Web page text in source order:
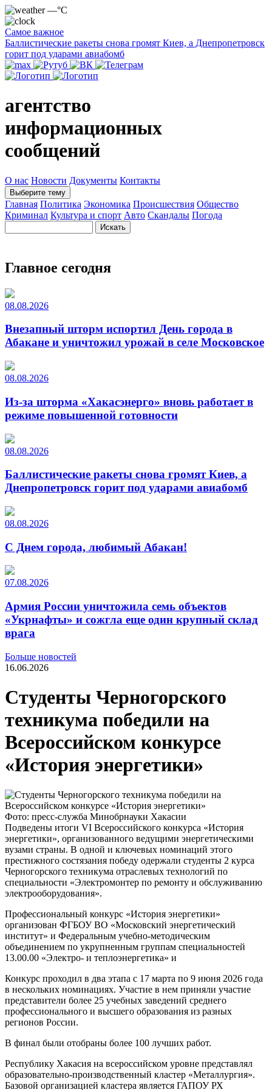
—°C
Самое важное
Баллистические ракеты снова громят Киев, а Днепропетровск
горит под ударами авиабомб
агентство
информационных
сообщений
О нас Новости Документы Контакты
Выберите тему
Главная Политика Экономика Происшествия Общество
Криминал Культура и спорт Авто Скандалы Погода
Главное сегодня
08.08.2026
Внезапный шторм испортил День города в
Абакане и уничтожил урожай в селе Московское
08.08.2026
Из-за шторма «Хакасэнерго» вновь работает в
режиме повышенной готовности
08.08.2026
Баллистические ракеты снова громят Киев, а
Днепропетровск горит под ударами авиабомб
08.08.2026
С Днем города, любимый Абакан!
07.08.2026
Армия России уничтожила семь объектов
«Укрнафты» и сожгла еще один крупный склад
врага
Больше новостей
16.06.2026
Студенты Черногорского
техникума победили на
Всероссийском конкурсе
«История энергетики»
Фото: пресс-служба Минобрнауки Хакасии
Подведены итоги VI Всероссийского конкурса «История
энергетики», организованного ведущими энергетическими
вузами страны. В одной и ключевых номинаций этого
престижного состязания победу одержали студенты 2 курса
Черногорского техникума отраслевых технологий по
специальности «Электромонтер по ремонту и обслуживанию
электрооборудования».
Профессиональный конкурс «История энергетики»
организован ФГБОУ ВО «Московский энергетический
институт» и Федеральным учебно-методическим
объединением по укрупненным группам специальностей
13.00.00 «Электро- и теплоэнергетика» и
Конкурс проходил в два этапа с 17 марта по 9 июня 2026 года
в нескольких номинациях. Участие в нем приняли участие
представители более 25 учебных заведений среднего
профессионального и высшего образования из разных
регионов России.
В финал были отобраны более 100 лучших работ.
Республику Хакасия на всероссийском уровне представлял
образовательно-производственный кластер «Металлургия».
Базовой организацией кластера является ГАПОУ РХ